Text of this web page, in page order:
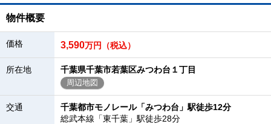
物件概要
価格 3,590万円（税込）
所在地 千葉県千葉市若葉区みつわ台１丁目
周辺地図
交通
千葉都市モノレール「みつわ台」駅徒歩12分
総武本線「東千葉」駅徒歩28分